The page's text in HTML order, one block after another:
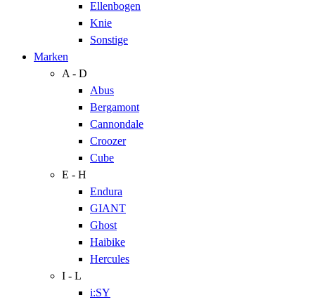
Ellenbogen
Knie
Sonstige
Marken
A - D
Abus
Bergamont
Cannondale
Croozer
Cube
E - H
Endura
GIANT
Ghost
Haibike
Hercules
I - L
i:SY